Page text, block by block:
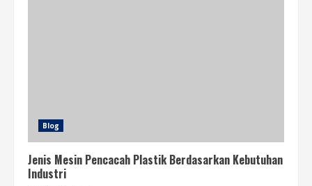
Blog
Jenis Mesin Pencacah Plastik Berdasarkan Kebutuhan
Industri